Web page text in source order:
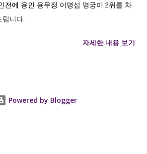
전에 용인 용무정 이명섭 명궁이 2위를 차
립니다.
자세한 내용 보기
Powered by Blogger